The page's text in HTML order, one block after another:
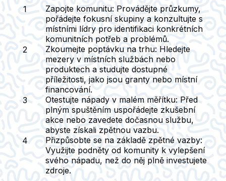
Zapojte komunitu: Provádějte průzkumy,
pořádejte fokusní skupiny a konzultujte s
místními lídry pro identifikaci konkrétních
komunitních potřeb a problémů.
Zkoumejte poptávku na trhu: Hledejte
mezery v místních službách nebo
produktech a studujte dostupné
příležitosti, jako jsou granty nebo místní
financování.
Otestujte nápady v malém měřítku: Před
plným spuštěním uspořádejte zkušební
akce nebo zavedete dočasnou službu,
abyste získali zpětnou vazbu.
Přizpůsobte se na základě zpětné vazby:
Využijte podněty od komunity k vylepšení
svého nápadu, než do něj plně investujete
zdroje.